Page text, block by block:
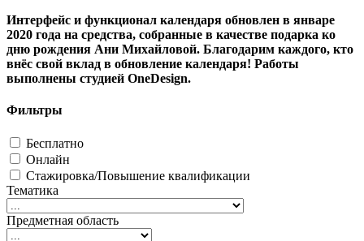
Интерфейс и функционал календаря обновлен в январе
2020 года на средства, собранные в качестве подарка ко
дню рождения Ани Михайловой. Благодарим каждого, кто
внёс свой вклад в обновление календаря! Работы
выполнены студией OneDesign.
Фильтры
Бесплатно
Онлайн
Стажировка/Повышение квалификации
Тематика
Предметная область